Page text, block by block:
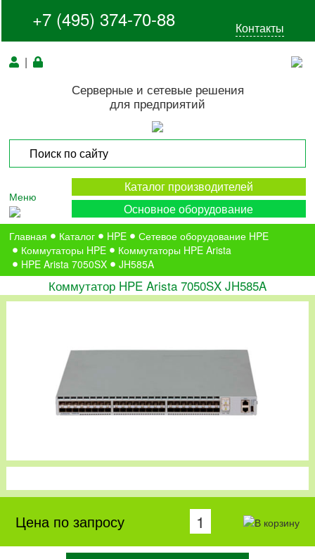
+7 (495) 374-70-88 Контакты
|
Серверные и сетевые решения
для предприятий
Меню
Каталог производителей
Основное оборудование
Главная Каталог HPE
Сетевое оборудование HPE
Коммутаторы HPE
Коммутаторы HPE Arista
HPE Arista 7050SX
JH585A
Коммутатор HPE Arista 7050SX JH585A
Цена по запросу